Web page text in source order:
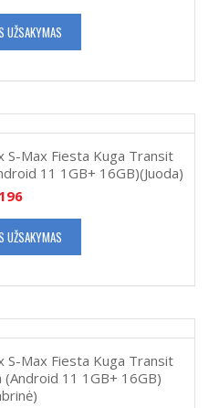
UŽSAKYMAS
S-Max Fiesta Kuga Transit
11 1GB+ 16GB)(Juoda)
196
UŽSAKYMAS
S-Max Fiesta Kuga Transit
11 1GB+ 16GB)